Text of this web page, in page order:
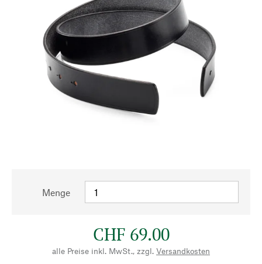
Menge
CHF 69.00
alle Preise inkl. MwSt., zzgl. Versandkosten